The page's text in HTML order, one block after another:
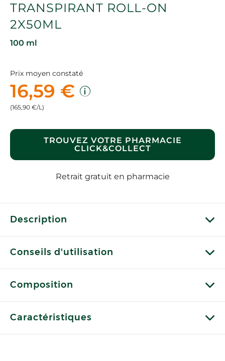
TRANSPIRANT ROLL-ON
2X50ML
100 ml
Prix moyen constaté
16,59 €
(165,90 €/L)
TROUVEZ VOTRE PHARMACIE
CLICK&COLLECT
Retrait gratuit en pharmacie
Description
Conseils d'utilisation
Composition
Caractéristiques